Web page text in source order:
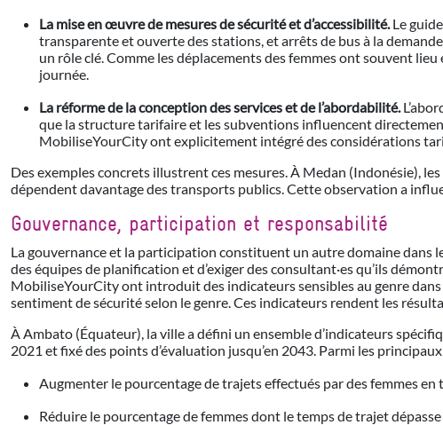
La mise en œuvre de mesures de sécurité et d’accessibilité.Le
transparente et ouverte des stations, et arrêts de bus à la
un rôle clé. Comme les déplacements des femmes ont souvent
journée.
La réforme de la conception des services et de l’abordabilité.
que la structure tarifaire et les subventions influencent
MobiliseYourCity ont explicitement intégré des considérations
Des exemples concrets illustrent ces mesures. À Medan (Indonésie),
dépendent davantage des transports publics. Cette observation a
Gouvernance, participation et responsabilité
La gouvernance et la participation constituent un autre domaine dans
des équipes de planification et d’exiger des consultant·es qu’ils
MobiliseYourCity ont introduit des indicateurs sensibles au genre
sentiment de sécurité selon le genre. Ces indicateurs rendent les
À Ambato (Équateur), la ville a défini un ensemble d’indicateurs
2021 et fixé des points d’évaluation jusqu’en 2043. Parmi les
Augmenter le pourcentage de trajets effectués par des femmes
Réduire le pourcentage de femmes dont le temps de trajet